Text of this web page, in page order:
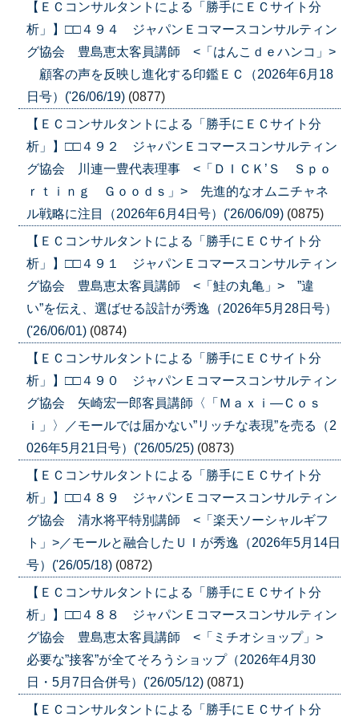
【ＥＣコンサルタントによる「勝手にＥＣサイト分
析」】□□４９４ ジャパンＥコマースコンサルティン
グ協会 豊島恵太客員講師 <「はんこｄｅハンコ」>
顧客の声を反映し進化する印鑑ＥＣ（2026年6月18
日号）('26/06/19) (0877)
【ＥＣコンサルタントによる「勝手にＥＣサイト分
析」】□□４９２ ジャパンＥコマースコンサルティン
グ協会 川連一豊代表理事 <「ＤＩＣＫ’Ｓ Ｓｐｏ
ｒｔｉｎｇ Ｇｏｏｄｓ」> 先進的なオムニチャネ
ル戦略に注目（2026年6月4日号）('26/06/09) (0875)
【ＥＣコンサルタントによる「勝手にＥＣサイト分
析」】□□４９１ ジャパンＥコマースコンサルティン
グ協会 豊島恵太客員講師 <「鮭の丸亀」> ”違
い”を伝え、選ばせる設計が秀逸（2026年5月28日号）
('26/06/01) (0874)
【ＥＣコンサルタントによる「勝手にＥＣサイト分
析」】□□４９０ ジャパンＥコマースコンサルティン
グ協会 矢崎宏一郎客員講師〈「Ｍａｘｉ―Ｃｏｓ
ｉ」〉／モールでは届かない”リッチな表現”を売る（2
026年5月21日号）('26/05/25) (0873)
【ＥＣコンサルタントによる「勝手にＥＣサイト分
析」】□□４８９ ジャパンＥコマースコンサルティン
グ協会 清水将平特別講師 <「楽天ソーシャルギフ
ト」>／モールと融合したＵＩが秀逸（2026年5月14日
号）('26/05/18) (0872)
【ＥＣコンサルタントによる「勝手にＥＣサイト分
析」】□□４８８ ジャパンＥコマースコンサルティン
グ協会 豊島恵太客員講師 <「ミチオショップ」>
必要な”接客”が全てそろうショップ（2026年4月30
日・5月7日合併号）('26/05/12) (0871)
【ＥＣコンサルタントによる「勝手にＥＣサイト分